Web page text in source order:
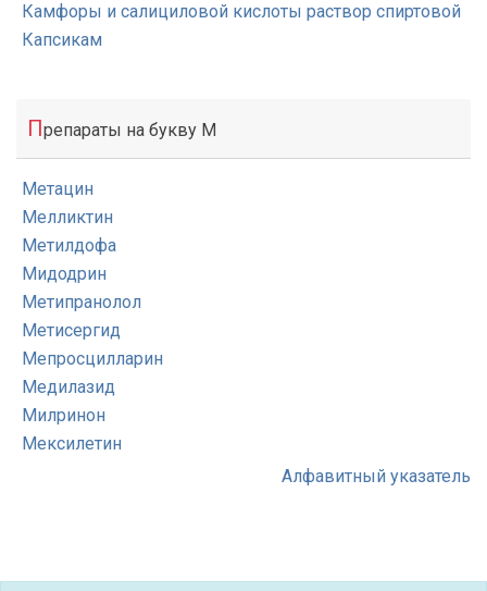
Камфоры и салициловой кислоты раствор спиртовой
Капсикам
Препараты на букву М
Метацин
Мелликтин
Метилдофа
Мидодрин
Метипранолол
Метисергид
Мепросцилларин
Медилазид
Милринон
Мексилетин
Алфавитный указатель